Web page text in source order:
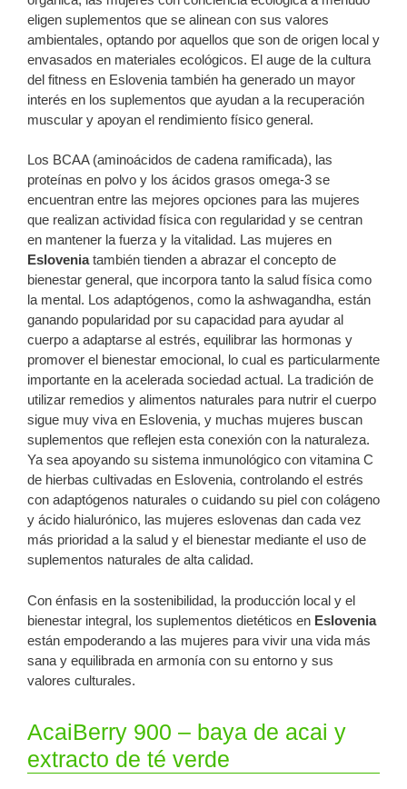
eligen suplementos que se alinean con sus valores
ambientales, optando por aquellos que son de origen local y
envasados ​​en materiales ecológicos. El auge de la cultura
del fitness en Eslovenia también ha generado un mayor
interés en los suplementos que ayudan a la recuperación
muscular y apoyan el rendimiento físico general.
Los BCAA (aminoácidos de cadena ramificada), las
proteínas en polvo y los ácidos grasos omega-3 se
encuentran entre las mejores opciones para las mujeres
que realizan actividad física con regularidad y se centran
en mantener la fuerza y ​​la vitalidad. Las mujeres en
Esloveniatambién tienden a abrazar el concepto de
bienestar general, que incorpora tanto la salud física como
la mental. Los adaptógenos, como la ashwagandha, están
ganando popularidad por su capacidad para ayudar al
cuerpo a adaptarse al estrés, equilibrar las hormonas y
promover el bienestar emocional, lo cual es particularmente
importante en la acelerada sociedad actual. La tradición de
utilizar remedios y alimentos naturales para nutrir el cuerpo
sigue muy viva en Eslovenia, y muchas mujeres buscan
suplementos que reflejen esta conexión con la naturaleza.
Ya sea apoyando su sistema inmunológico con vitamina C
de hierbas cultivadas en Eslovenia, controlando el estrés
con adaptógenos naturales o cuidando su piel con colágeno
y ácido hialurónico, las mujeres eslovenas dan cada vez
más prioridad a la salud y el bienestar mediante el uso de
suplementos naturales de alta calidad.
Con énfasis en la sostenibilidad, la producción local y el
bienestar integral, los suplementos dietéticos en Eslovenia
están empoderando a las mujeres para vivir una vida más
sana y equilibrada en armonía con su entorno y sus
valores culturales.
AcaiBerry 900 – baya de acai y
extracto de té verde